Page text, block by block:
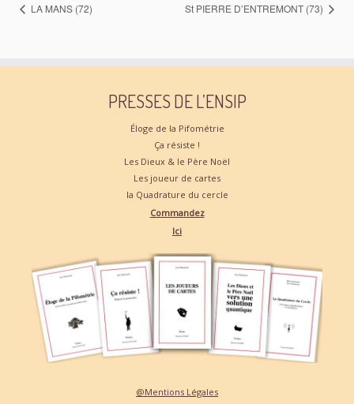
LA MANS (72) St PIERRE D’ENTREMONT (73)
PRESSES DE L’ENSIP
Éloge de la Pifométrie
Ça résiste !
Les Dieux & le Père Noël
Les joueur de cartes
la Quadrature du cercle
Commandez
Ici
@Mentions Légales